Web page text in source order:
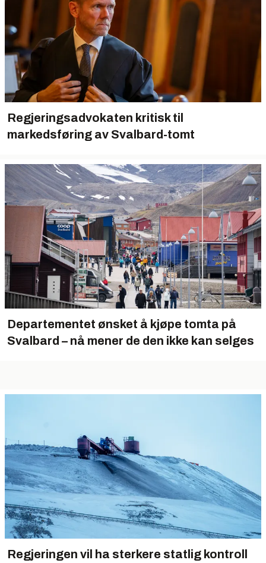
Regjeringsadvokaten kritisk til
markedsføring av Svalbard-tomt
Departementet ønsket å kjøpe tomta på
Svalbard – nå mener de den ikke kan selges
Regjeringen vil ha sterkere statlig kontroll